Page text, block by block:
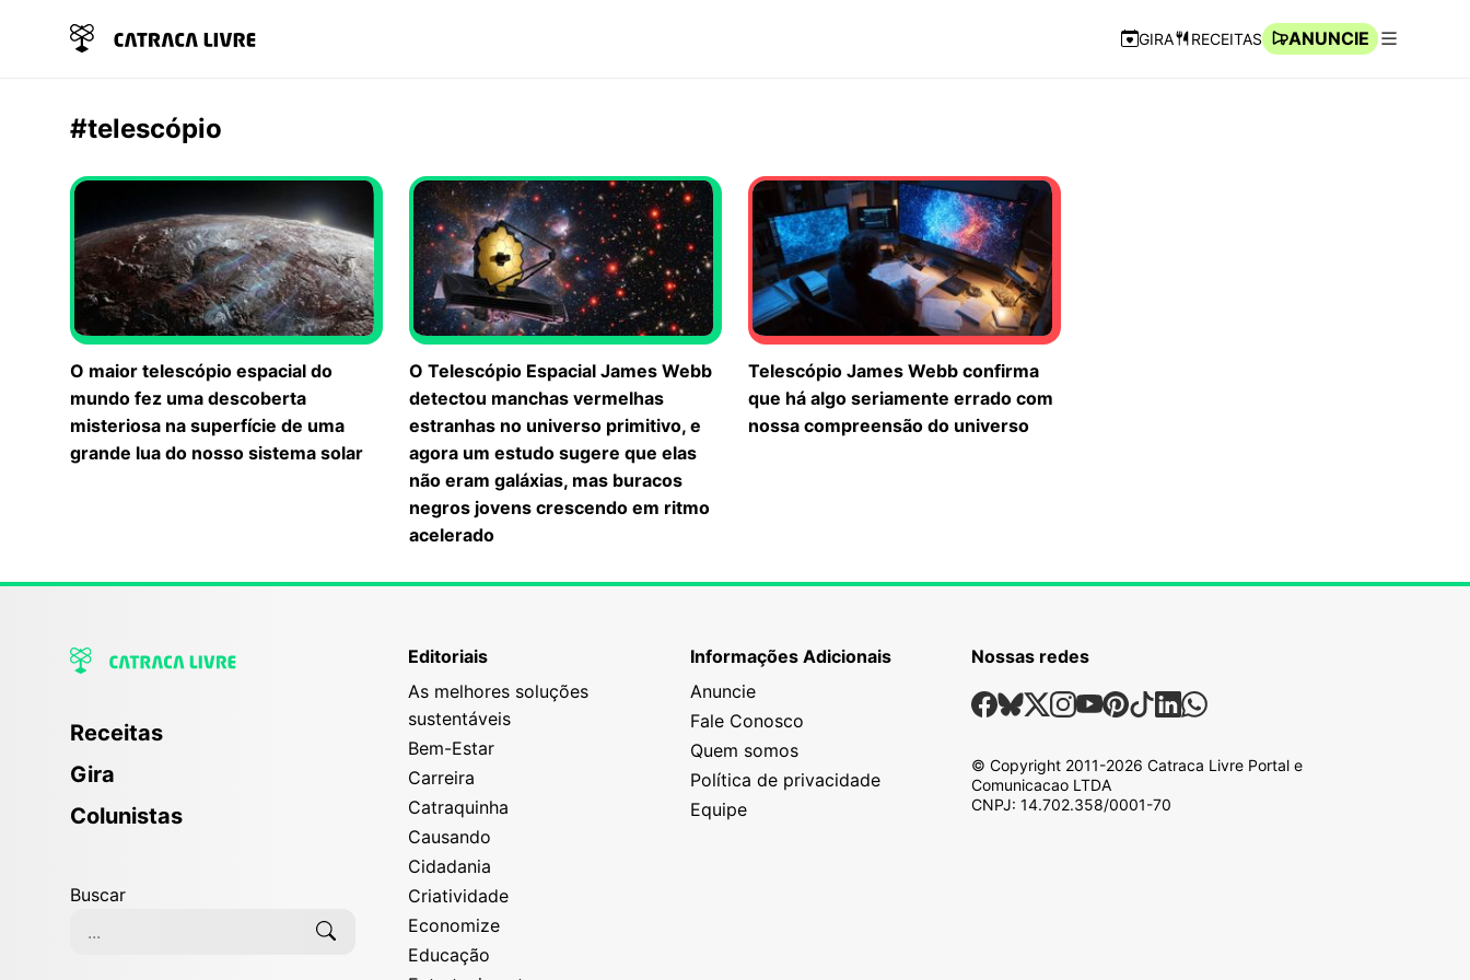
Navegação Rápida
GIRA RECEITAS
ANUNCIE
#telescópio
O maior telescópio espacial do
mundo fez uma descoberta
misteriosa na superfície de uma
grande lua do nosso sistema solar
O Telescópio Espacial James Webb
detectou manchas vermelhas
estranhas no universo primitivo, e
agora um estudo sugere que elas
não eram galáxias, mas buracos
negros jovens crescendo em ritmo
acelerado
Telescópio James Webb confirma
que há algo seriamente errado com
nossa compreensão do universo
Receitas
Gira
Colunistas
Buscar
Editoriais
As melhores soluções
sustentáveis
Bem-Estar
Carreira
Catraquinha
Causando
Cidadania
Criatividade
Economize
Educação
Informações Adicionais
Anuncie
Fale Conosco
Quem somos
Política de privacidade
Equipe
Nossas redes
Nossas Redes Sociais
Facebook
Bsky
X Instagram
Youtube
Pinterest
TiktokLinkedin
Whatsapp
© Copyright 2011-2026 Catraca Livre Portal e
Comunicacao LTDA
CNPJ: 14.702.358/0001-70